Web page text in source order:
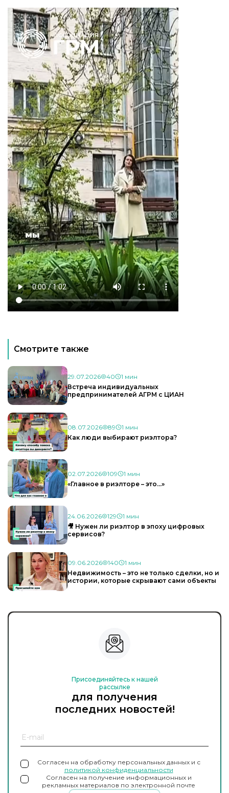
Смотрите также
29.07.2026 40
1 мин
Встреча индивидуальных
предпринимателей АГРМ с ЦИАН
08.07.2026 89
1 мин
Как люди выбирают риэлтора?
02.07.2026 109
1 мин
«Главное в риэлторе – это…»
24.06.2026 129
1 мин
🎥 Нужен ли риэлтор в эпоху цифровых
сервисов?
09.06.2026 140
1 мин
Недвижимость – это не только сделки, но и
истории, которые скрывают сами объекты
Присоединяйтесь к нашей
рассылке
для получения
последних новостей!
Согласен на обработку персональных данных и с
политикой конфиденциальности
Согласен на получение информационных и
рекламных материалов по электронной почте